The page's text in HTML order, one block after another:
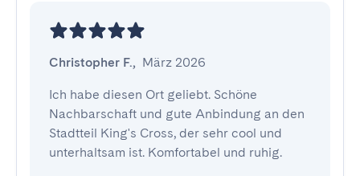
Christopher F., März 2026
Ich habe diesen Ort geliebt. Schöne
Nachbarschaft und gute Anbindung an den
Stadtteil King's Cross, der sehr cool und
unterhaltsam ist. Komfortabel und ruhig.